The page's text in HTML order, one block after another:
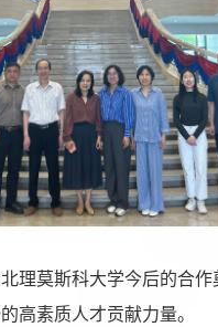
理莫斯科大学今后的合
高素质人才贡献力量。